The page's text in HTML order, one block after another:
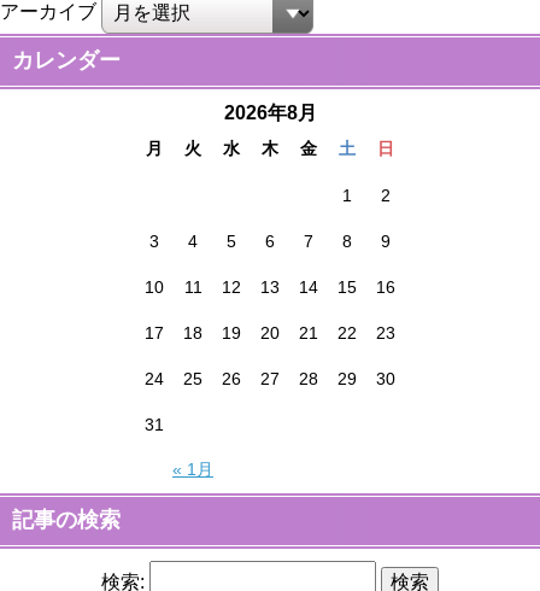
アーカイブ
カレンダー
2026年8月
月 火 水 木 金 土 日
« 1月
1 2
3 4 5 6 7 8 9
10 11 12 13 14 15 16
17 18 19 20 21 22 23
24 25 26 27 28 29 30
31
記事の検索
検索: